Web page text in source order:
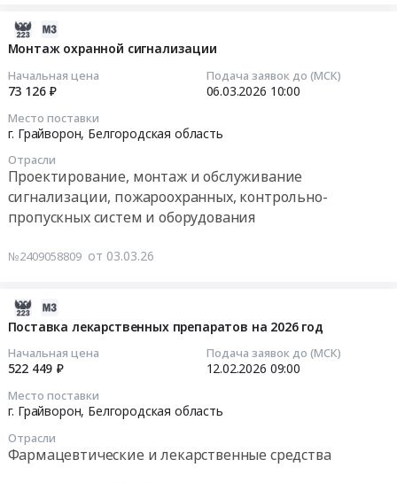
Экология, Клининг, Химчистка
Промышленное оборудование и изделия
Прочее оборудование и изделия
Обучение, Научная деятельность
Аренда и продажа Недвижимости и имущества
Товары для Спорта, Отдыха, Развлечений, Предметы
Искусства
Химическая продукция
Лесообработка, Изделия из дерева
Монтаж охранной сигнализации
Начальная цена
73 126 ₽
Подача заявок до (МСК)
06.03.2026 10:00
Место поставки
г. Грайворон, Белгородская область
Отрасли
Проектирование, монтаж и обслуживание
сигнализации, пожароохранных, контрольно-
пропускных систем и оборудования
№2409058809 от 03.03.26
Поставка лекарственных препаратов на 2026 год
Начальная цена
522 449 ₽
Подача заявок до (МСК)
12.02.2026 09:00
Место поставки
г. Грайворон, Белгородская область
Отрасли
Фармацевтические и лекарственные средства